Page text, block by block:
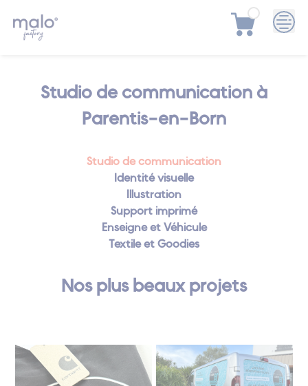
Studio de communication à
Parentis-en-Born
Studio de communication
Identité visuelle
Illustration
Support imprimé
Enseigne et Véhicule
Textile et Goodies
Nos plus beaux projets